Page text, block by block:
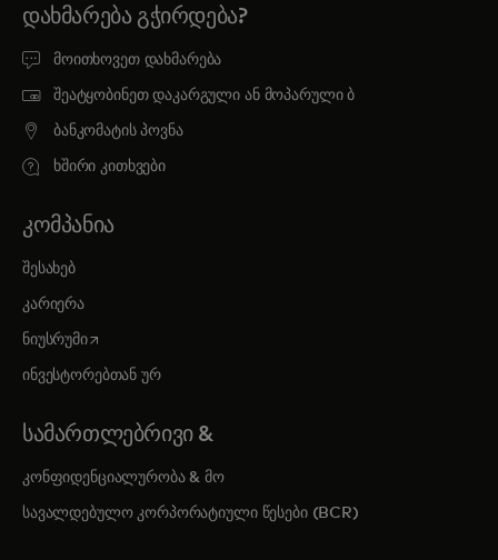
ᲓᲐᲮᲛᲐᲠᲔᲑᲐ ᲒᲭᲘᲠᲓᲔᲑᲐ?
მოითხოვეთ დახმარება
შეატყობინეთ დაკარგული ან მოპარული ბ
ბანკომატის პოვნა
ხშირი კითხვები
ᲙᲝᲛᲞᲐᲜᲘᲐ
შესახებ
კარიერა
ნიუსრუმიopens in a new tab
ინვესტორებთან ურ
ᲡᲐᲛᲐᲠᲗᲚᲔᲑᲠᲘᲕᲘ &
კონფიდენციალურობა & მო
სავალდებულო კორპორატიული წესები (BCR)